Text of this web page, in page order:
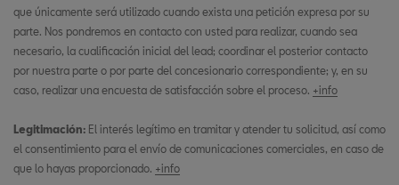
que únicamente será utilizado cuando exista una petición expresa por su
parte. Nos pondremos en contacto con usted para realizar, cuando sea
necesario, la cualificación inicial del lead; coordinar el posterior contacto
por nuestra parte o por parte del concesionario correspondiente; y, en su
caso, realizar una encuesta de satisfacción sobre el proceso. +info
Legitimación: El interés legítimo en tramitar y atender tu solicitud, así como
el consentimiento para el envío de comunicaciones comerciales, en caso de
que lo hayas proporcionado. +info